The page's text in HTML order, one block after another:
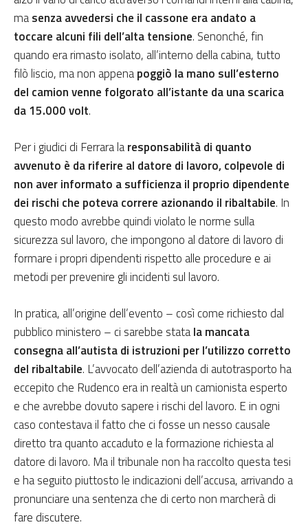
masenza avvedersi che il cassone era andato a
toccare alcuni fili dell’alta tensione. Senonché, fin
quando era rimasto isolato, all’interno della cabina, tutto
filò liscio, ma non appenapoggiò la mano sull’esterno
del camion venne folgorato all’istante da una scarica
da 15.000 volt.
Per i giudici di Ferrara laresponsabilità di quanto
avvenuto è da riferire al datore di lavoro, colpevole di
non aver informato a sufficienza il proprio dipendente
dei rischi che poteva correre azionando il ribaltabile. In
questo modo avrebbe quindi violato le norme sulla
sicurezza sul lavoro, che impongono al datore di lavoro di
formare i propri dipendenti rispetto alle procedure e ai
metodi per prevenire gli incidenti sul lavoro.
In pratica, all’origine dell’evento – così come richiesto dal
pubblico ministero – ci sarebbe statala mancata
consegna all’autista di istruzioni per l’utilizzo corretto
del ribaltabile. L’avvocato dell’azienda di autotrasporto ha
eccepito che Rudenco era in realtà un camionista esperto
e che avrebbe dovuto sapere i rischi del lavoro. E in ogni
caso contestava il fatto che ci fosse un nesso causale
diretto tra quanto accaduto e la formazione richiesta al
datore di lavoro. Ma il tribunale non ha raccolto questa tesi
e ha seguito piuttosto le indicazioni dell’accusa, arrivando a
pronunciare una sentenza che di certo non marcherà di
fare discutere.